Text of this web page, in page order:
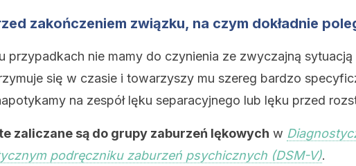
zakończeniem związku, na czym dokładnie
przypadkach nie mamy do czynienia ze zwyczajną sytuacją
się w czasie i towarzyszy mu szereg bardzo
na zespół lęku separacyjnego lub lęku przed
zaliczane są do grupy zaburzeń lękowych w
podręczniku zaburzeń psychicznych (DSM-V).